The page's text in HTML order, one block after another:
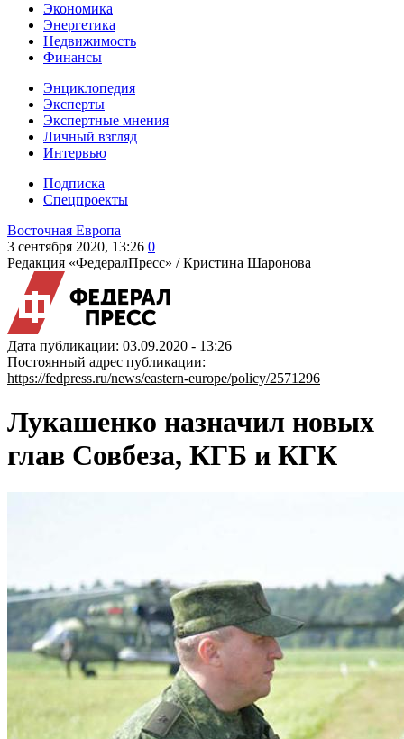
Экономика
Энергетика
Недвижимость
Финансы
Энциклопедия
Эксперты
Экспертные мнения
Личный взгляд
Интервью
Подписка
Спецпроекты
Восточная Европа
3 сентября 2020, 13:26 0
Редакция «ФедералПресс» /Кристина Шаронова
Дата публикации: 03.09.2020 - 13:26
Постоянный адрес публикации:
https://fedpress.ru/news/eastern-europe/policy/2571296
Лукашенко назначил новых
глав Совбеза, КГБ и КГК